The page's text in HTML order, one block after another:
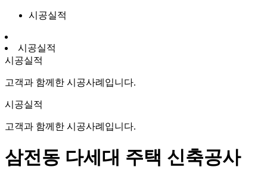
시공실적
시공실적
시공실적
고객과 함께한 시공사례입니다.
시공실적
고객과 함께한 시공사례입니다.
삼전동 다세대 주택 신축공사